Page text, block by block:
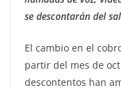
se descontarán del
El cambio en el
partir del mes de
descontentos han